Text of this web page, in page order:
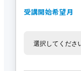
受講開始希望月